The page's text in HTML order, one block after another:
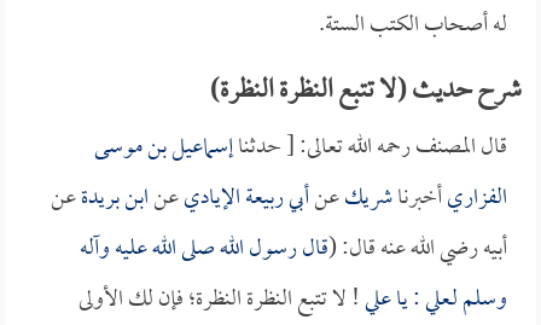
له أصحاب الكتب الستة.
شرح حديث (لا تتبع النظرة النظرة)
قال المصنف رحمه الله تعالى: [ حدثناإسماعيل بن موسى
الفزاريأخبرناشريكعنأبي ربيعة الإياديعنابن بريدةعن
أبيه رضي الله عنه قال: (قال رسول الله صلى الله عليه وآله
وسلم لـعلي: ياعلي! لا تتبع النظرة النظرة؛ فإن لك الأولى